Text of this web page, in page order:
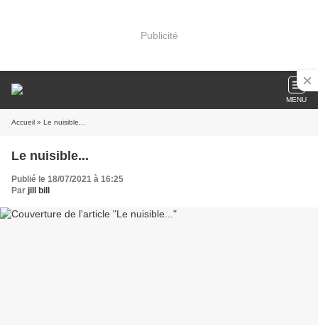
Publicité
MENU
Accueil » Le nuisible...
Le nuisible...
Publié le 18/07/2021 à 16:25
Par jill bill